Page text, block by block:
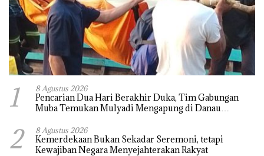
1 8 Agustus 2026
Pencarian Dua Hari Berakhir Duka, Tim Gabungan
Muba Temukan Mulyadi Mengapung di Danau
2 8 Agustus 2026
Kemerdekaan Bukan Sekadar Seremoni, tetapi
Kewajiban Negara Menyejahterakan Rakyat